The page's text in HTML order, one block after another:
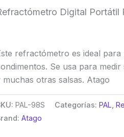
Digital Portátil
refractómetro es ideal
Se usa para
muchas otras salsas. Atago
PAL-98S Categorías: PAL
Atago